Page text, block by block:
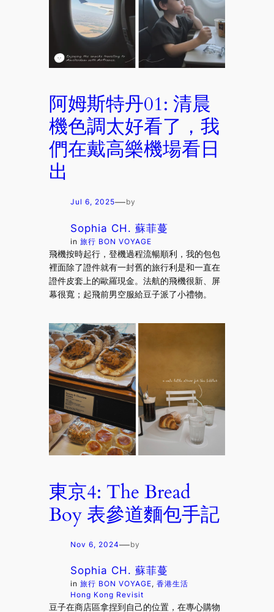
阿姆斯特丹01: 清晨
機色調太好看了，我
們在戴高樂機場看日
出
Jul 6, 2025—by
Sophia CH. 蘇菲蔓
in旅行 BON VOYAGE
飛機按時起行，登機過程流暢順利，我的包包
裡面除了證件就有一封舊的旅行利是和一直在
證件皮套上的歐羅現金。法航的飛機很新、屏
幕很寬；起飛前男空服給豆子派了小禮物。
東京4: The Bread
Boy 表參道麵包手記
Nov 6, 2024—by
Sophia CH. 蘇菲蔓
in旅行 BON VOYAGE, 香港生活
Hong Kong Revisit
豆子在商店區拿捏到自己的位置，在專心購物